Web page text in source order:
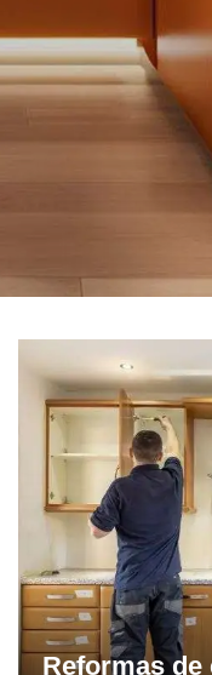
Reformas de